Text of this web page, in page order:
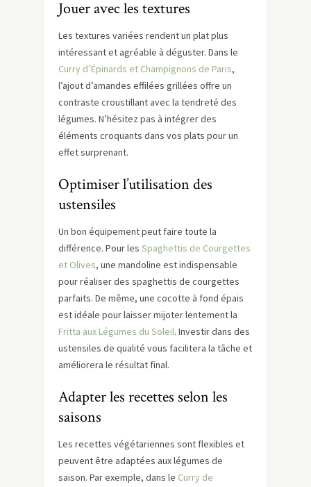
Jouer avec les textures
Les textures variées rendent un plat plus
intéressant et agréable à déguster. Dans le
Curry d’Épinards et Champignons de Paris,
l’ajout d’amandes effilées grillées offre un
contraste croustillant avec la tendreté des
légumes. N’hésitez pas à intégrer des
éléments croquants dans vos plats pour un
effet surprenant.
Optimiser l’utilisation des
ustensiles
Un bon équipement peut faire toute la
différence. Pour les Spaghettis de Courgettes
et Olives, une mandoline est indispensable
pour réaliser des spaghettis de courgettes
parfaits. De même, une cocotte à fond épais
est idéale pour laisser mijoter lentement la
Fritta aux Légumes du Soleil. Investir dans des
ustensiles de qualité vous facilitera la tâche et
améliorera le résultat final.
Adapter les recettes selon les
saisons
Les recettes végétariennes sont flexibles et
peuvent être adaptées aux légumes de
saison. Par exemple, dans le Curry de